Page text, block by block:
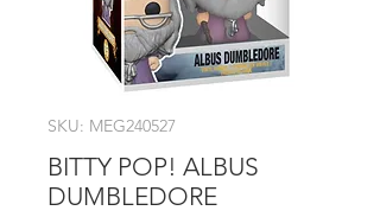
SKU: MEG240527
BITTY POP! ALBUS
DUMBLEDORE